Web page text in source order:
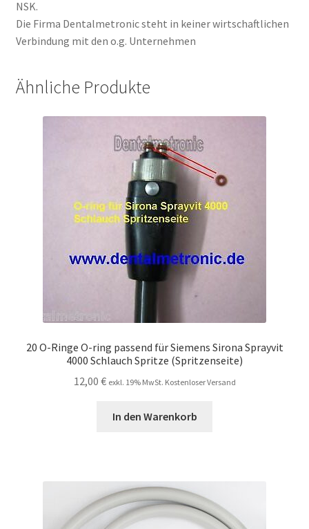
NSK.
Die Firma Dentalmetronic steht in keiner wirtschaftlichen
Verbindung mit den o.g. Unternehmen
Ähnliche Produkte
20 O-Ringe O-ring passend für Siemens Sirona Sprayvit
4000 Schlauch Spritze (Spritzenseite)
12,00 € exkl. 19% MwSt. Kostenloser Versand
In den Warenkorb